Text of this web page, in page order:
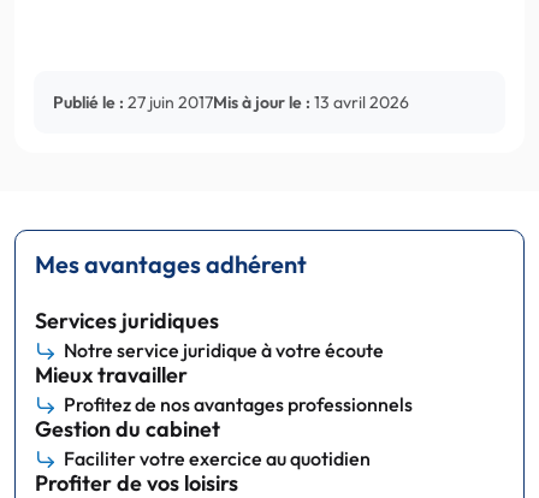
Publié le : 27 juin 2017Mis à jour le : 13 avril 2026
Mes avantages adhérent
Services juridiques
Notre service juridique à votre écoute
Mieux travailler
Profitez de nos avantages professionnels
Gestion du cabinet
Faciliter votre exercice au quotidien
Profiter de vos loisirs